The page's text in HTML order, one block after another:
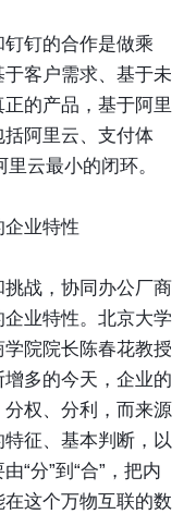
钉的合作是做乘
客户需求、基于未
的产品，基于阿里
阿里云、支付体
云最小的闭环。
业特性
战，协同办公厂商
业特性。北京大学
院院长陈春花教授
多的今天，企业的
权、分利，而来源
征、基本判断，以
“分”到“合”，把内
这个万物互联的数